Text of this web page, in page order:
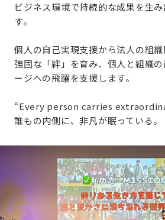
ビジネス環境で持続的な成果を生
す。
個人の自己実現支援から法人の組織
強固な「絆」を育み、 個人と組織
ージへの飛躍を支援します。
“Every person carries
誰もの内側に、非凡が眠っている。